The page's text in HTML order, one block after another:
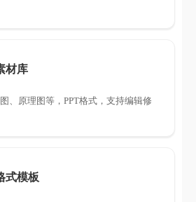
材库
、原理图等，PPT格式，支持编辑修
式模板